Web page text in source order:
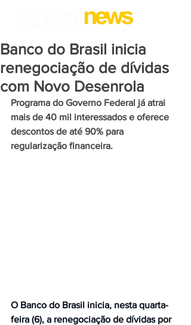
Banco do Brasil inicia
renegociação de dívidas
com Novo Desenrola
Programa do Governo Federal já atrai
mais de 40 mil interessados e oferece
descontos de até 90% para
regularização financeira.
O Banco do Brasil inicia, nesta quarta-
feira (6), a renegociação de dívidas por